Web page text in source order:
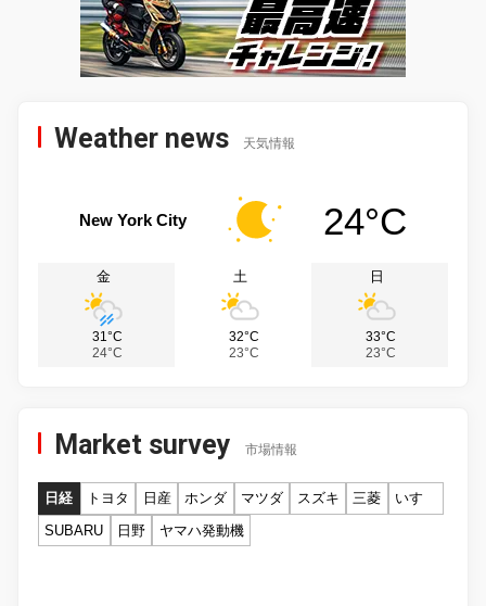
Weather news 天気情報
New York City 24°C
金
31°C
24°C
土
32°C
23°C
日
33°C
23°C
Market survey 市場情報
日経 トヨタ 日産 ホンダ マツダ スズキ 三菱
いすゞ
SUBARU
日野 ヤマハ発動機